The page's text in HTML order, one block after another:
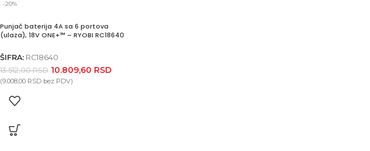
-20%
Punjač baterija 4A sa 6 portova
(ulaza), 18V ONE+™ – RYOBI RC18640
ŠIFRA: RC18640
13.512,00RSD 10.809,60 RSD
(9.008,00 RSD bez PDV)